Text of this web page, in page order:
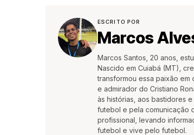
ESCRITO POR
Marcos
Marcos Santos, 20 anos,
Nascido em Cuiabá (MT),
transformou essa paixão
e admirador do Cristiano
às histórias, aos bastidores
futebol e pela comunicação
profissional, levando
futebol e vive pelo futebol.